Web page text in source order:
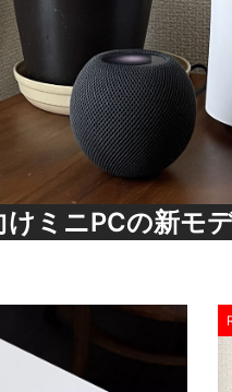
けミニPCの新モ